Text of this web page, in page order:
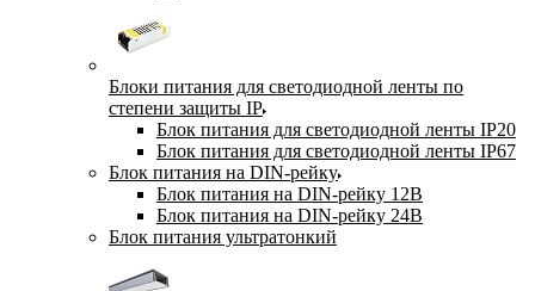
Блоки питания для светодиодной ленты по
степени защиты IP
Блок питания для светодиодной ленты IP20
Блок питания для светодиодной ленты IP67
Блок питания на DIN-рейку
Блок питания на DIN-рейку 12В
Блок питания на DIN-рейку 24В
Блок питания ультратонкий